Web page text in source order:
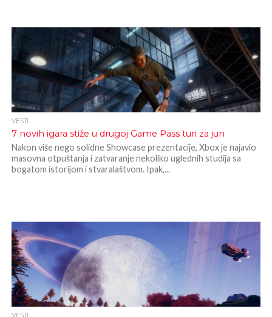
VESTI
7 novih igara stiže u drugoj Game Pass turi za jun
Nakon više nego solidne Showcase prezentacije, Xbox je najavio
masovna otpuštanja i zatvaranje nekoliko uglednih studija sa
bogatom istorijom i stvaralaštvom. Ipak,...